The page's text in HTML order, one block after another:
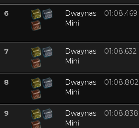
6
Dwaynas
Mini
01:08,469
7
Dwaynas
Mini
01:08,632
8
Dwaynas
Mini
01:08,802
9
Dwaynas
Mini
01:08,838